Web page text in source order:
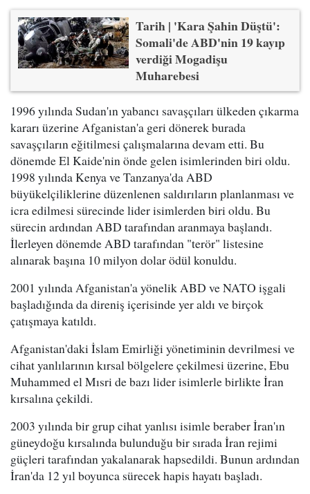
Tarih | 'Kara Şahin Düştü':
Somali'de ABD'nin 19 kayıp
verdiği Mogadişu
Muharebesi
1996 yılında Sudan'ın yabancı savaşçıları ülkeden çıkarma
kararı üzerine Afganistan'a geri dönerek burada
savaşçıların eğitilmesi çalışmalarına devam etti. Bu
dönemde El Kaide'nin önde gelen isimlerinden biri oldu.
1998 yılında Kenya ve Tanzanya'da ABD
büyükelçiliklerine düzenlenen saldırıların planlanması ve
icra edilmesi sürecinde lider isimlerden biri oldu. Bu
sürecin ardından ABD tarafından aranmaya başlandı.
İlerleyen dönemde ABD tarafından "terör" listesine
alınarak başına 10 milyon dolar ödül konuldu.
2001 yılında Afganistan'a yönelik ABD ve NATO işgali
başladığında da direniş içerisinde yer aldı ve birçok
çatışmaya katıldı.
Afganistan'daki İslam Emirliği yönetiminin devrilmesi ve
cihat yanlılarının kırsal bölgelere çekilmesi üzerine, Ebu
Muhammed el Mısri de bazı lider isimlerle birlikte İran
kırsalına çekildi.
2003 yılında bir grup cihat yanlısı isimle beraber İran'ın
güneydoğu kırsalında bulunduğu bir sırada İran rejimi
güçleri tarafından yakalanarak hapsedildi. Bunun ardından
İran'da 12 yıl boyunca sürecek hapis hayatı başladı.